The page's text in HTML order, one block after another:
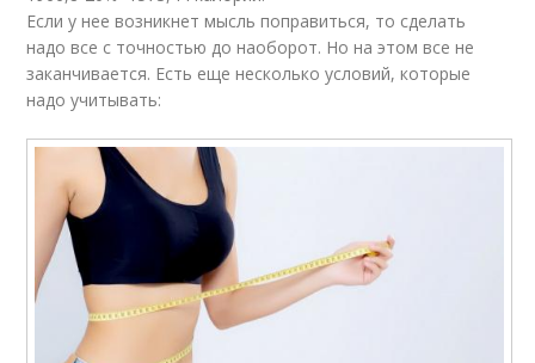
Если у нее возникнет мысль поправиться, то сделать
надо все с точностью до наоборот. Но на этом все не
заканчивается. Есть еще несколько условий, которые
надо учитывать: